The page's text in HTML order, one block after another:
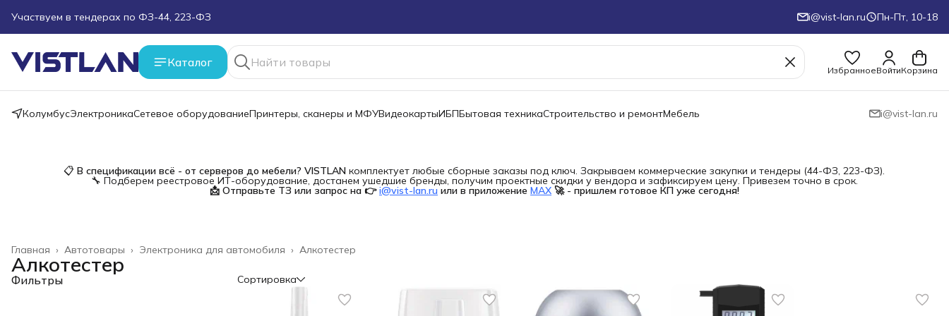
Участвуем в тендерах по ФЗ-44, 223-ФЗ
Поможем подобрать оборудование под ТЗ
Пуско-наладочные работы
Пришлите запрос на e-mail или в чат
i@vist-lan.ru Пн-Пт, 10-18
Каталог
ИзбранноеВойтиКорзина
КолумбусЭлектроникаСетевое оборудованиеПринтеры, сканеры и МФУВидеокартыИБПБытовая техникаСтроительство и ремонтМебель i@vist-lan.ru
📋В спецификации всё - от серверов до мебели? VISTLAN комплектует любые сборные заказы под ключ. Закрываем коммерческие закупки и тендеры (44-ФЗ, 223-ФЗ).
🔧 Подберем реестровое ИТ-оборудование, достанем ушедшие бренды, получим проектные скидки у вендора и зафиксируем цену. Привезем точно в срок.
📩 Отправьте ТЗ или запрос на 👉 i@vist-lan.ru или в приложение MAX 🚀 - пришлем готовое КП уже сегодня!
Алкотестер
Электроника для автомобиля ›
Автотовары ›
Главная ›
Алкотестер
Фильтры Сортировка